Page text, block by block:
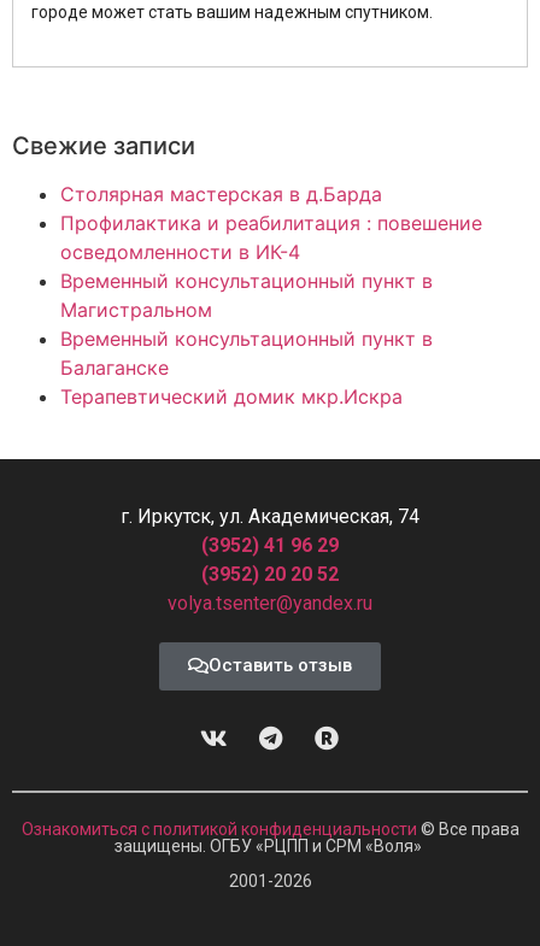
городе может стать вашим надежным спутником.
Свежие записи
Столярная мастерская в д.Барда
Профилактика и реабилитация : повешение
осведомленности в ИК-4
Временный консультационный пункт в
Магистральном
Временный консультационный пункт в
Балаганске
Терапевтический домик мкр.Искра
г. Иркутск, ул. Академическая, 74
(3952) 41 96 29
(3952) 20 20 52
volya.tsenter@yandex.ru
Оставить отзыв
Ознакомиться с политикой конфиденциальности © Все права
защищены. ОГБУ «РЦПП и СРМ «Воля»
2001-2026